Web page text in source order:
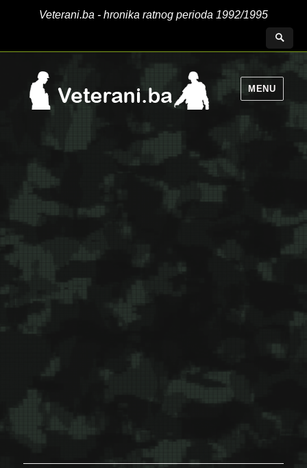
Veterani.ba - hronika ratnog perioda 1992/1995
MENU